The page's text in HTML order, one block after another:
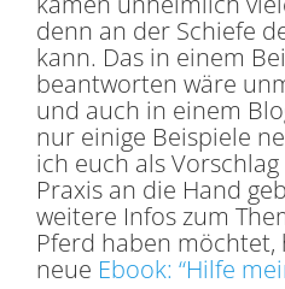
denn an der Schiefe
kann. Das in einem
beantworten wäre
und auch in einem
nur einige Beispiele
ich euch als
Praxis an die Hand
weitere Infos zum
Pferd haben möchtet,
neue Ebook: “Hilfe